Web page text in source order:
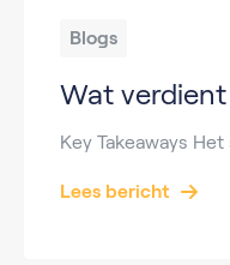
Blogs
Wat
Lees bericht